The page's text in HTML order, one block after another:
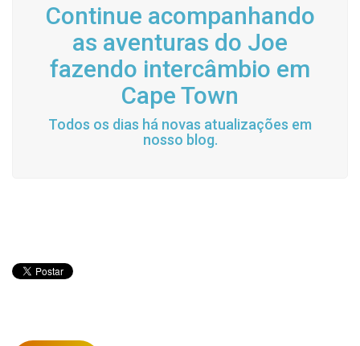
Continue acompanhando
as aventuras do Joe
fazendo intercâmbio em
Cape Town
Todos os dias há novas atualizações em
nosso blog.